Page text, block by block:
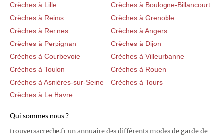
Crèches à Lille
Crèches à Boulogne-Billancourt
Crèches à Reims
Crèches à Grenoble
Crèches à Rennes
Crèches à Angers
Crèches à Perpignan
Crèches à Dijon
Crèches à Courbevoie
Crèches à Villeurbanne
Crèches à Toulon
Crèches à Rouen
Crèches à Asnières-sur-Seine
Crèches à Tours
Crèches à Le Havre
Qui sommes nous ?
trouversacreche.fr un annuaire des différents modes de garde de